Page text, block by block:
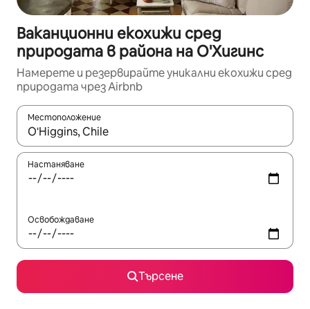
Ваканционни екохижи сред
природата в района на О'Хигинс
Намерете и резервирайте уникални екохижи сред
природата чрез Airbnb
Местоположение
Когато резултатите се покажат, използвайте
Настаняване
Освобождаване
Търсене